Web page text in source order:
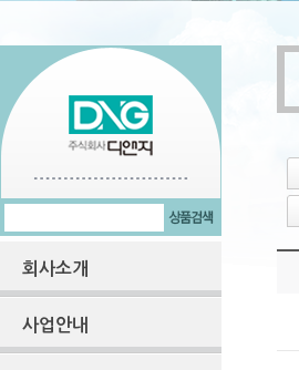
회사소개
사업안내